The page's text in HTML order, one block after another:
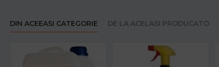
DIN ACEEASI CATEGORIE DE LA ACELASI PRODUCATOR